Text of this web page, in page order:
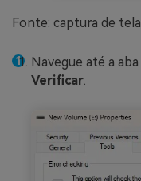
Fonte: captura de tela
Navegue até a aba
Verificar